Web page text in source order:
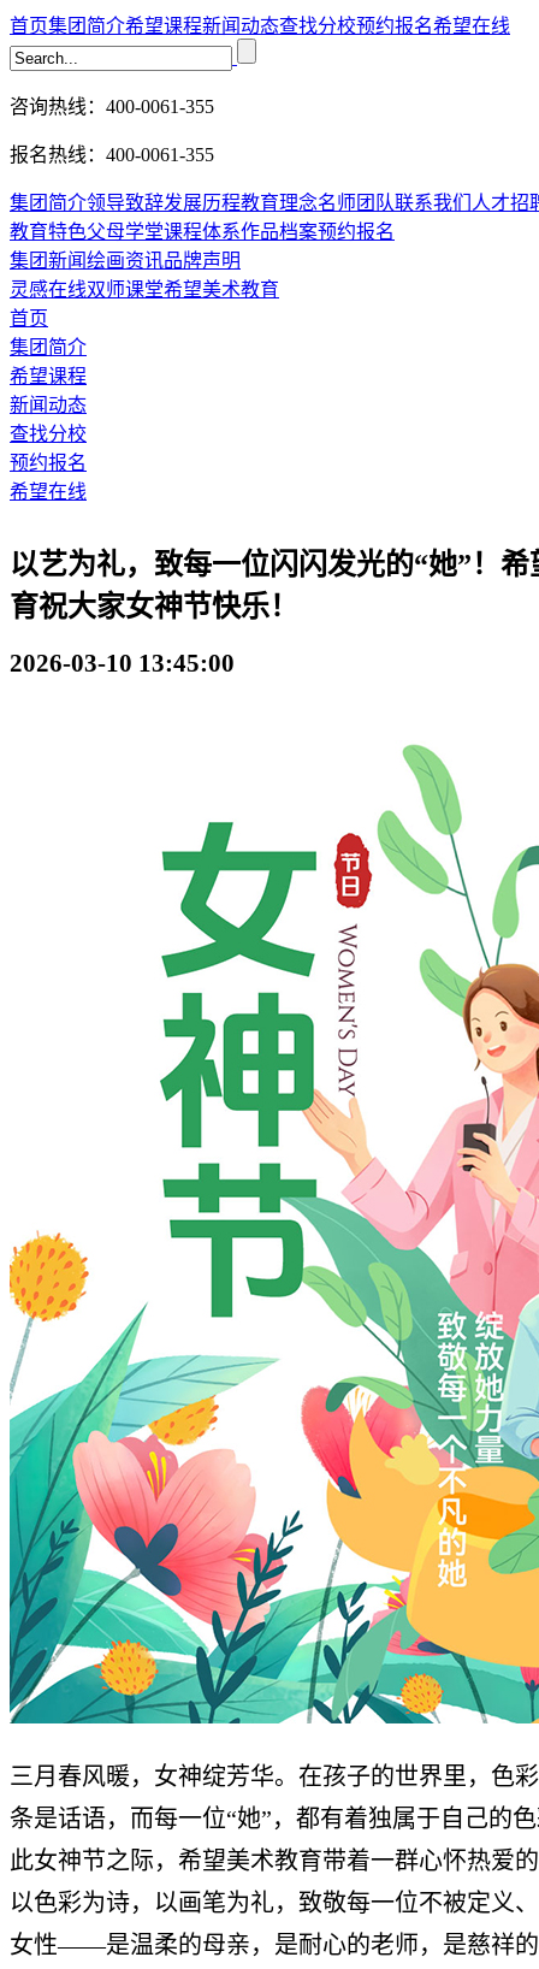
首页集团简介希望课程新闻动态查找分校预约报名希望在线
咨询热线：400-0061-355
报名热线：400-0061-355
集团简介领导致辞发展历程教育理念名师团队联系我们 人才招
教育特色父母学堂课程体系作品档案预约报名
集团新闻绘画资讯品牌声明
灵感在线双师课堂希望美术教育
首页
集团简介
希望课程
新闻动态
查找分校
预约报名
希望在线
以艺为礼，致每一位闪闪发光的“她”！希
育祝大家女神节快乐！
2026-03-10 13:45:00
三月春风暖，女神绽芳华。在孩子的世界里，色
条是话语，而每一位“她”，都有着独属于自己的
此女神节之际，希望美术教育带着一群心怀热爱
以色彩为诗，以画笔为礼，致敬每一位不被定义
女性——是温柔的母亲，是耐心的老师，是慈祥